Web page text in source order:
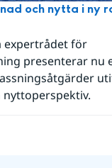
och nytta i ny
expertrådet för
presenterar nu
nyttoperspektiv.